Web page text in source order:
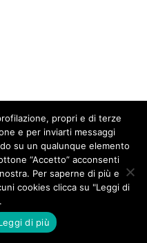
propri e di terze
e per inviarti messaggi
su un qualunque elemento
“Accetto” acconsenti
Per saperne di più e
cookies clicca su "Leggi di
di più